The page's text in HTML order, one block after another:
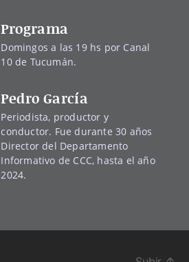
Programa
Domingos a las 19 hs por Canal
10 de Tucumán.
Pedro García
Periodista, productor y
conductor. Fue durante 30 años
Director del Departamento
Informativo de CCC, hasta el año
2024.